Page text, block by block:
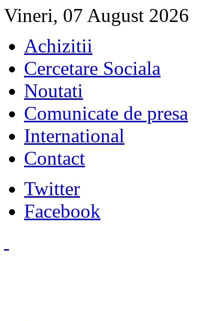
Vineri, 07 August 2026
Achizitii
Cercetare Sociala
Noutati
Comunicate de presa
International
Contact
Twitter
Facebook